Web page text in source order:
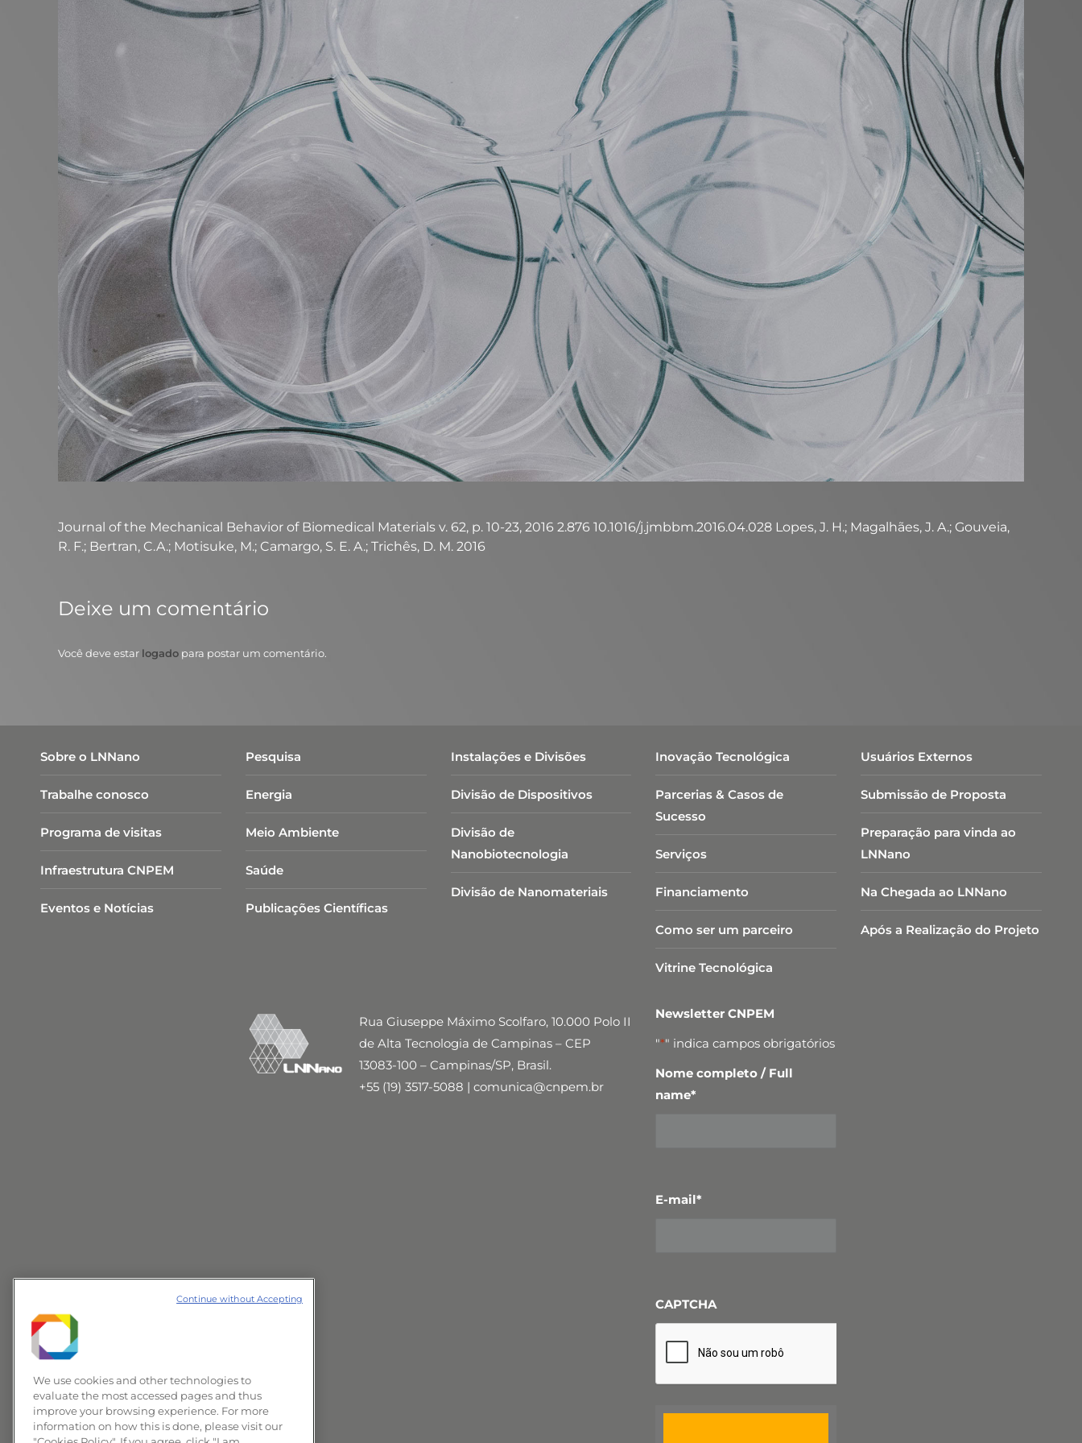
Journal of the Mechanical Behavior of Biomedical Materials v. 62, p. 10-23, 2016 2.876 10.1016/j.jmbbm.2016.04.028 Lopes, J. H.; Magalhães, J. A.; Gouveia,
R. F.; Bertran, C.A.; Motisuke, M.; Camargo, S. E. A.; Trichês, D. M. 2016
Deixe um comentário
Você deve estar logado para postar um comentário.
Sobre o LNNano
Trabalhe conosco
Programa de visitas
Infraestrutura CNPEM
Eventos e Notícias
Pesquisa
Energia
Meio Ambiente
Saúde
Publicações Científicas
Instalações e Divisões
Divisão de Dispositivos
Divisão de
Nanobiotecnologia​
Divisão de Nanomateriais
Inovação Tecnológica
Parcerias & Casos de
Sucesso
Serviços
Financiamento
Como ser um parceiro
Vitrine Tecnológica
Usuários Externos
Submissão de Proposta
Preparação para vinda ao
LNNano
Na Chegada ao LNNano
Após a Realização do Projeto
Rua Giuseppe Máximo Scolfaro, 10.000 Polo II
de Alta Tecnologia de Campinas – CEP
13083-100 – Campinas/SP, Brasil.
+55 (19) 3517-5088 | comunica@cnpem.br
Newsletter CNPEM
"*" indica campos obrigatórios
Nome completo / Full
name*
E-mail*
CAPTCHA
We use cookies and other technologies to
evaluate the most accessed pages and thus
improve your browsing experience. For more
information on how this is done, please visit our
Continue without Accepting